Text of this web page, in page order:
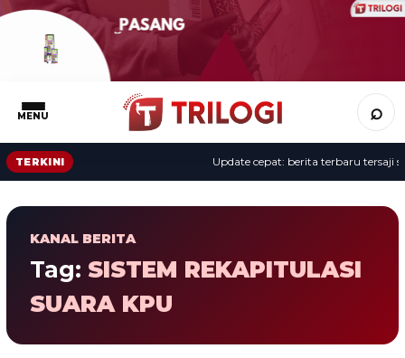
MENU ⌕
TERKINI Update cepat: berita terbaru tersaji
KANAL BERITA
Tag: SISTEM REKAPITULASI
SUARA KPU